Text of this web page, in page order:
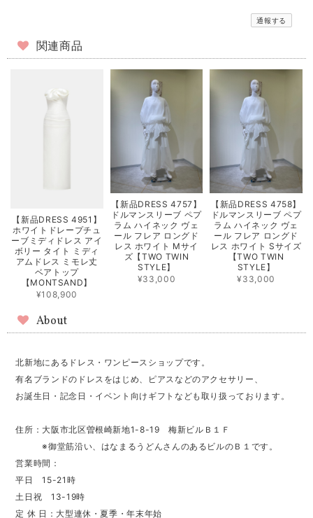
通報する
関連商品
【新品DRESS 4951】
ホワイトドレープチュ
ーブミディドレス アイ
ボリー タイト ミディ
アムドレス ミモレ丈
ベアトップ
【MONTSAND】
¥108,900
【新品DRESS 4757】
ドルマンスリーブ ペプ
ラム ハイネック ヴェ
ール フレア ロングド
レス ホワイト Mサイ
ズ【TWO TWIN
STYLE】
¥33,000
【新品DRESS 4758】
ドルマンスリーブ ペプ
ラム ハイネック ヴェ
ール フレア ロングド
レス ホワイト Sサイズ
【TWO TWIN
STYLE】
¥33,000
About
北新地にあるドレス・ワンピースショップです。
有名ブランドのドレスをはじめ、ピアスなどのアクセサリー、
お誕生日・記念日・イベント向けギフトなども取り扱っております。
住所：大阪市北区曽根崎新地1-8-19 梅新ビルＢ１Ｆ
※御堂筋沿い、はなまるうどんさんのあるビルのＢ１です。
営業時間：
平日 15-21時
土日祝 13-19時
定 休 日：大型連休・夏季・年末年始